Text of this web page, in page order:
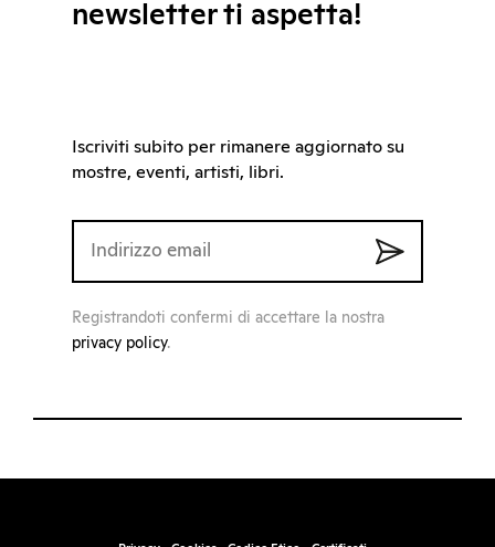
newsletter ti aspetta!
Iscriviti subito per rimanere aggiornato su
mostre, eventi, artisti, libri.
Registrandoti confermi di accettare la nostra
privacy policy.